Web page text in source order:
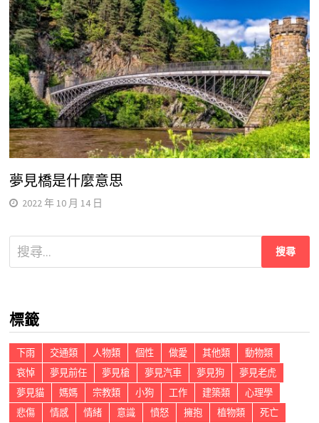
夢見橋是什麼意思
2022 年 10 月 14 日
搜
尋
字:
標籤
下雨 交通類 人物類 個性 做愛 其他類
動物類
哀悼
夢見前任 夢見槍 夢見汽車 夢見狗
夢見老虎
夢見貓
媽媽 宗教類 小狗 工作 建築類
心理學
悲傷
情感 情緒 意識 憤怒 擁抱 植物類
死亡